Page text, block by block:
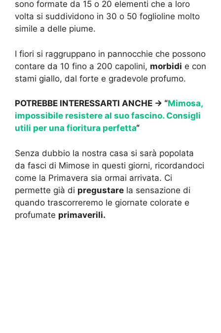
sono formate da 15 o 20 elementi che a loro
volta si suddividono in 30 o 50 foglioline molto
simile a delle piume.
I fiori si raggruppano in pannocchie che possono
contare da 10 fino a 200 capolini, morbidi e con
stami giallo, dal forte e gradevole profumo.
POTREBBE INTERESSARTI ANCHE -> “Mimosa,
impossibile resistere al suo fascino. Consigli
utili per una fioritura perfetta“
Senza dubbio la nostra casa si sarà popolata
da fasci di Mimose in questi giorni, ricordandoci
come la Primavera sia ormai arrivata. Ci
permette già di pregustare la sensazione di
quando trascorreremo le giornate colorate e
profumate primaverili.